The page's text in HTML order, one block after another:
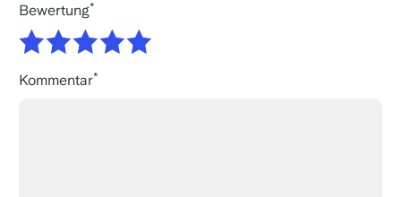
Bewertung
Kommentar